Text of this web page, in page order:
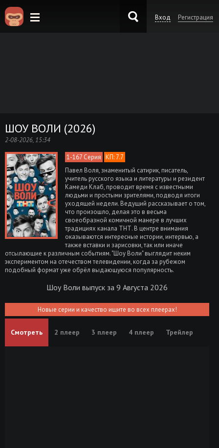
Вход Регистрация
ШОУ ВОЛИ (2026)
2-08-2026, 15:34
1-167 Серия КП: 7.7
Павел Воля, знаменитый сатирик, писатель,
учитель русского языка и литературы и резидент
Камеди Клаб, проводит время с известными
людьми и простыми зрителями, подводя итоги
уходящей недели. Ведущий рассказывает о том,
что произошло, делая это в весьма
своеобразной комичной манере в лучших
традициях канала ТНТ. В центре внимания
оказываются интересные истории, интервью, а
также вставки и зарисовки, так или иначе
отсылающие к различным событиям. "Шоу Воли" выглядит неким
экспериментом на отечеством телевидении, когда за рубежом
подобный формат уже обрёл выдающуюся популярность.
Шоу Воли выпуск за 9 Августа 2026
Новые серии и качество ищите во всех плеерах!
Смотреть 2 плеер 3 плеер 4 плеер Трейлер